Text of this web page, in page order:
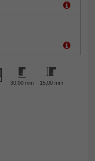
30,00 mm 15,00 mm